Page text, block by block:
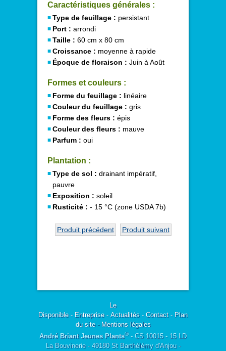
Caractéristiques générales :
Type de feuillage : persistant
Port : arrondi
Taille : 60 cm x 80 cm
Croissance : moyenne à rapide
Époque de floraison : Juin à Août
Formes et couleurs :
Forme du feuillage : linéaire
Couleur du feuillage : gris
Forme des fleurs : épis
Couleur des fleurs : mauve
Parfum : oui
Plantation :
Type de sol : drainant impératif,
pauvre
Exposition : soleil
Rusticité : - 15 °C (zone USDA 7b)
Produit précédent Produit suivant
Le
Disponible- Entreprise- Actualités - Contact- Plan
du site- Mentions légales
André Briant Jeunes Plants®- CS 10015 - 15 LD
La Bouvinerie - 49180 St Barthélémy d'Anjou -